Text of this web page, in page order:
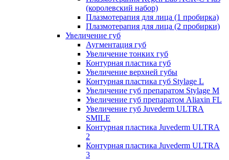
(королевский набор)
Плазмотерапия для лица (1 пробирка)
Плазмотерапия для лица (2 пробирки)
Увеличение губ
Аугментация губ
Увеличение тонких губ
Контурная пластика губ
Увеличение верхней губы
Контурная пластика губ Stylage L
Увеличение губ препаратом Stylage M
Увеличение губ препаратом Aliaxin FL
Увеличение губ Juvederm ULTRA
SMILE
Контурная пластика Juvederm ULTRA
2
Контурная пластика Juvederm ULTRA
3